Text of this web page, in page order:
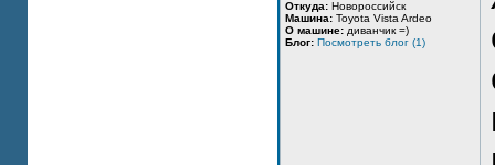
Откуда: Новороссийск
Машина: Toyota Vista Ardeo
О машине: диванчик =)
Блог: Посмотреть блог (1)